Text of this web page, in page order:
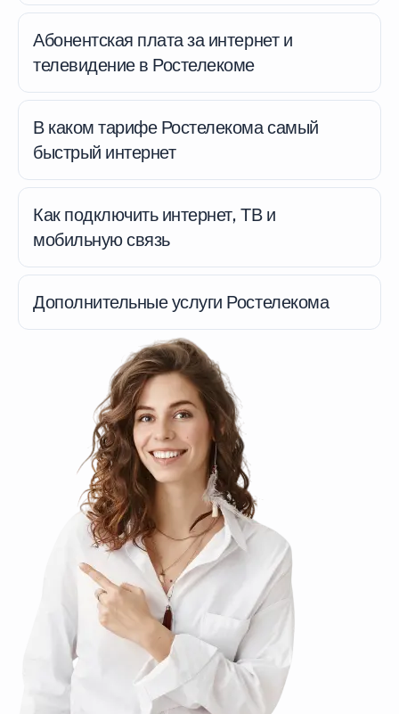
Абонентская плата за интернет и
телевидение в Ростелекоме
В каком тарифе Ростелекома самый
быстрый интернет
Как подключить интернет, ТВ и
мобильную связь
Дополнительные услуги Ростелекома